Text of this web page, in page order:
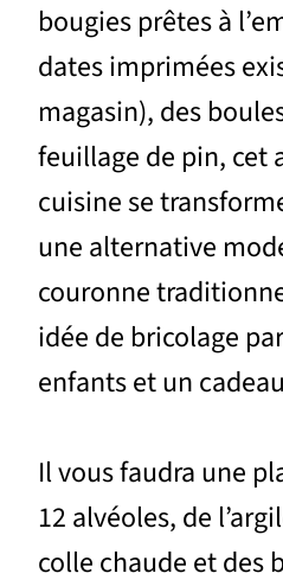
bougies prêtes à
dates imprimées
magasin), des
feuillage de pin, cet
cuisine se
une alternative
couronne
idée de bricolage
enfants et un
Il vous faudra une
12 alvéoles, de
colle chaude et des